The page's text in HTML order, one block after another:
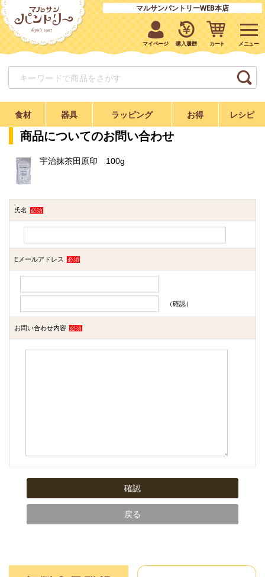
マルサンパントリーWEB本店
マイページ 購入履歴 カート
食材 器具 ラッピング お得 レシピ
商品についてのお問い合わせ
宇治抹茶田原印 100g
氏名 必須
Eメールアドレス 必須
（確認）
お問い合わせ内容 必須